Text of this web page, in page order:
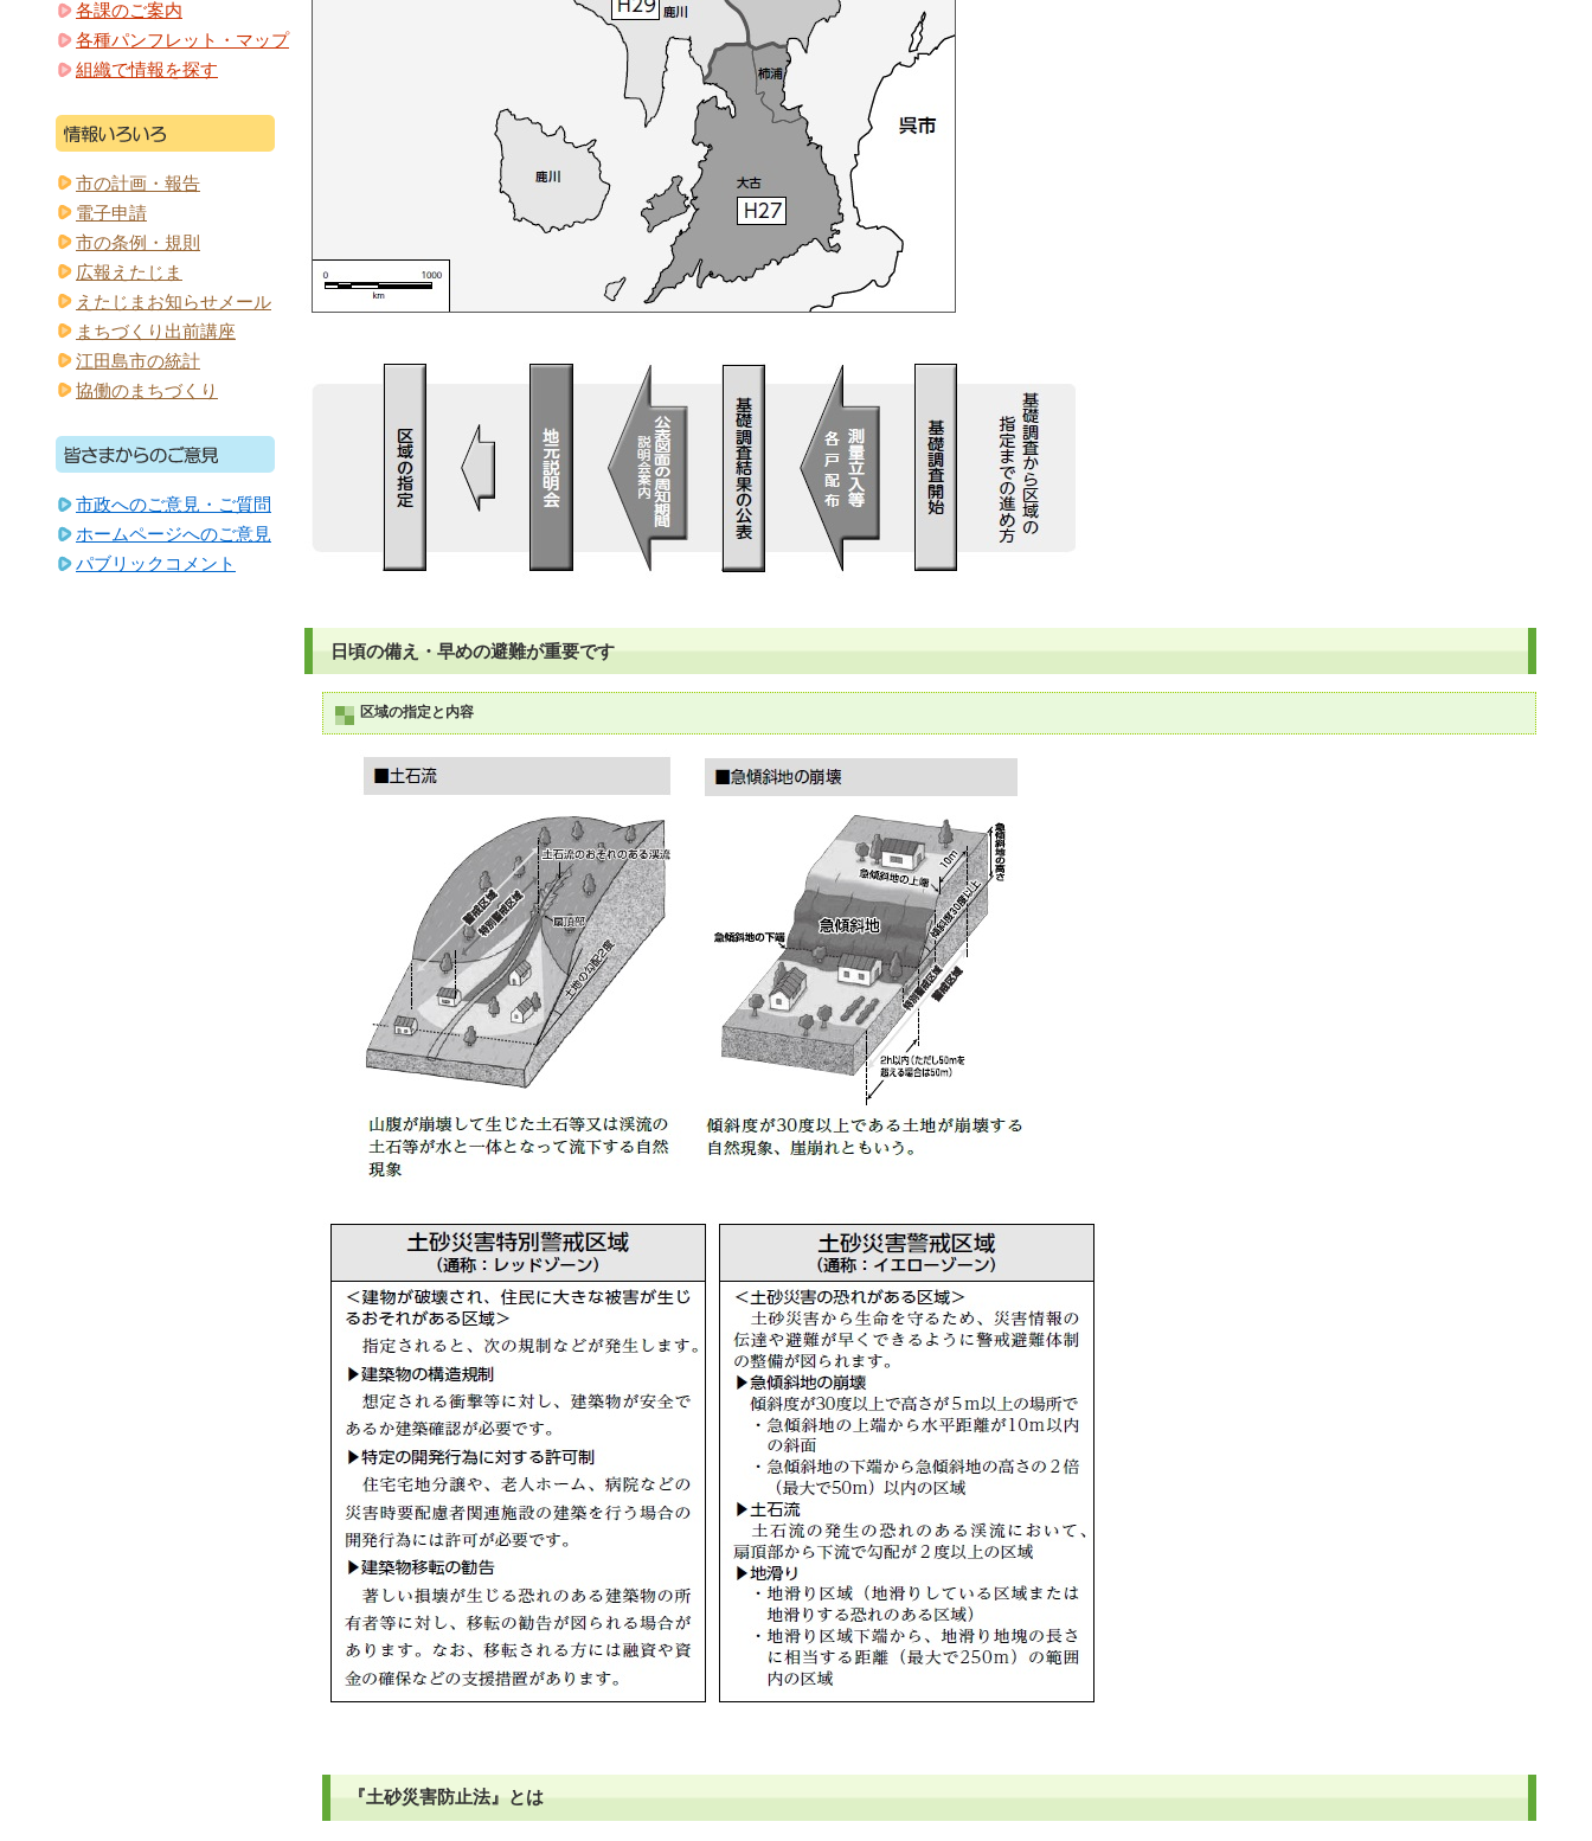
日頃の備え・早めの避難が重要です
区域の指定と内容
『土砂災害防止法』とは
各課のご案内
各種パンフレット・マップ
組織で情報を探す
市の計画・報告
電子申請
市の条例・規則
広報えたじま
えたじまお知らせメール
まちづくり出前講座
江田島市の統計
協働のまちづくり
市政へのご意見・ご質問
ホームページへのご意見
パブリックコメント